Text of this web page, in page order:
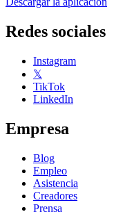
Redes sociales
Instagram
𝕏
TikTok
LinkedIn
Empresa
Blog
Empleo
Asistencia
Creadores
Prensa